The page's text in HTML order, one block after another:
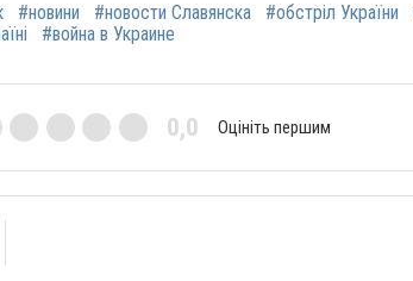
#новини #новости Славянска #обстріл України
#война в Украине
0,0 Оцініть першим